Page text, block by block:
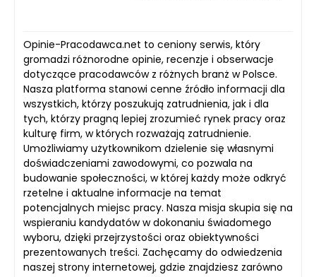
Opinie-Pracodawca.net to ceniony serwis, który
gromadzi różnorodne opinie, recenzje i obserwacje
dotyczące pracodawców z różnych branż w Polsce.
Nasza platforma stanowi cenne źródło informacji dla
wszystkich, którzy poszukują zatrudnienia, jak i dla
tych, którzy pragną lepiej zrozumieć rynek pracy oraz
kulturę firm, w których rozważają zatrudnienie.
Umożliwiamy użytkownikom dzielenie się własnymi
doświadczeniami zawodowymi, co pozwala na
budowanie społeczności, w której każdy może odkryć
rzetelne i aktualne informacje na temat
potencjalnych miejsc pracy. Nasza misja skupia się na
wspieraniu kandydatów w dokonaniu świadomego
wyboru, dzięki przejrzystości oraz obiektywności
prezentowanych treści. Zachęcamy do odwiedzenia
naszej strony internetowej, gdzie znajdziesz zarówno